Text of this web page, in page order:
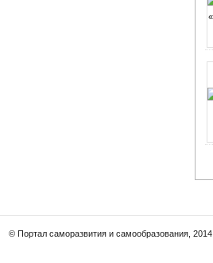
© Портал саморазвития и самообразования, 2014